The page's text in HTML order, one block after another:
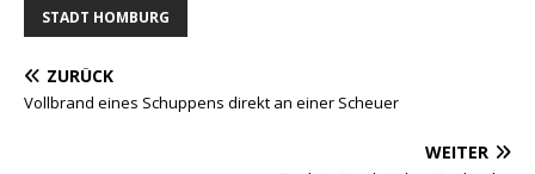
STADT HOMBURG
ZURÜCK
Vollbrand eines Schuppens direkt an einer Scheuer
WEITER